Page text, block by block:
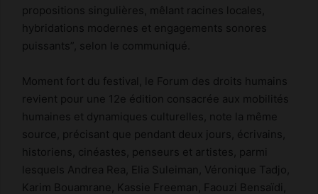
propositions singulières, mêlant racines locales,
hybridations modernes et engagements sonores
puissants”, selon le communiqué.
Moment fort du festival, le Forum des droits humains
revient pour une 12e édition consacrée aux mobilités
humaines et dynamiques culturelles, note la même
source, précisant que pendant deux jours, écrivains,
historiens, cinéastes, penseurs et artistes, parmi
lesquels Andrea Rea, Elia Suleiman, Véronique Tadjo,
Karim Bouamrane, Kassie Freeman, Faouzi Bensaïdi,